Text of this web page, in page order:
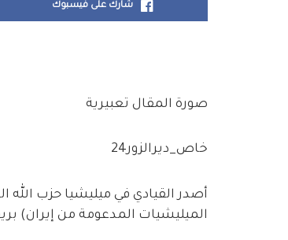
شارك على فيسبوك
صورة المقال تعبيرية
خاص_ديرالزور24
أصدر القيادي في ميليشيا حزب الله
الميليشيات المدعومة من إيران)